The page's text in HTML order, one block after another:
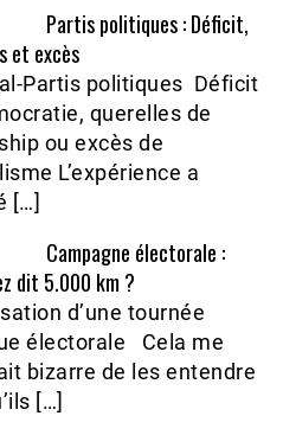
Partis politiques : Déficit,
et excès
Partis politiques Déficit
querelles de
ou excès de
L’expérience a
[…]
Campagne électorale :
dit 5.000 km ?
d’une tournée
électorale Cela me
bizarre de les entendre
[…]